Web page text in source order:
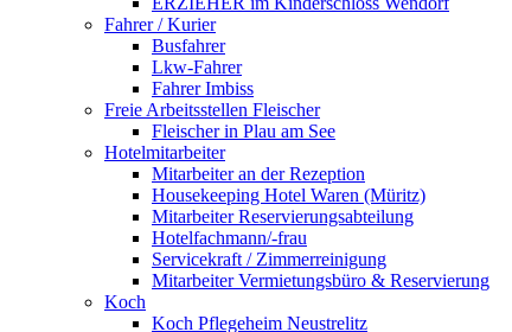
Fahrer / Kurier
Busfahrer
Lkw-Fahrer
Fahrer Imbiss
Freie Arbeitsstellen Fleischer
Fleischer in Plau am See
Hotelmitarbeiter
Mitarbeiter an der Rezeption
Housekeeping Hotel Waren (Müritz)
Mitarbeiter Reservierungsabteilung
Hotelfachmann/-frau
Servicekraft / Zimmerreinigung
Mitarbeiter Vermietungsbüro & Reservierung
Koch
Koch Pflegeheim Neustrelitz